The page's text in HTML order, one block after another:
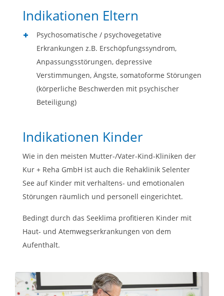
Indikationen Eltern
Psychosomatische / psychovegetative
Erkrankungen z.B. Erschöpfungssyndrom,
Anpassungsstörungen, depressive
Verstimmungen, Ängste, somatoforme Störungen
(körperliche Beschwerden mit psychischer
Beteiligung)
Indikationen Kinder
Wie in den meisten Mutter-/Vater-Kind-Kliniken der
Kur + Reha GmbH ist auch die Rehaklinik Selenter
See auf Kinder mit verhaltens- und emotionalen
Störungen räumlich und personell eingerichtet.
Bedingt durch das Seeklima profitieren Kinder mit
Haut- und Atemwegserkrankungen von dem
Aufenthalt.